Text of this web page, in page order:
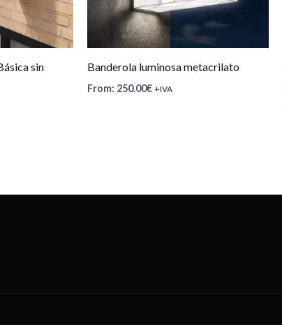
sin
Banderola luminosa metacrilato
From: 250.00€ +IVA